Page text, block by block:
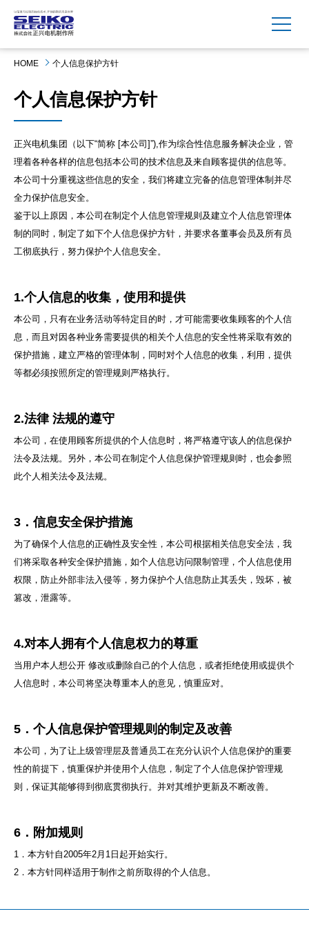
MENU
HOME 个人信息保护方针
个人信息保护方针
正兴电机集团（以下“简称 [本公司]”),作为综合性信息服务解决企业，管
理着各种各样的信息包括本公司的技术信息及来自顾客提供的信息等。
本公司十分重视这些信息的安全，我们将建立完备的信息管理体制并尽
全力保护信息安全。
鉴于以上原因，本公司在制定个人信息管理规则及建立个人信息管理体
制的同时，制定了如下个人信息保护方针，并要求各董事会员及所有员
工彻底执行，努力保护个人信息安全。
1.个人信息的收集，使用和提供
本公司，只有在业务活动等特定目的时，才可能需要收集顾客的个人信
息，而且对因各种业务需要提供的相关个人信息的安全性将采取有效的
保护措施，建立严格的管理体制，同时对个人信息的收集，利用，提供
等都必须按照所定的管理规则严格执行。
2.法律 法规的遵守
本公司，在使用顾客所提供的个人信息时，将严格遵守该人的信息保护
法令及法规。另外，本公司在制定个人信息保护管理规则时，也会参照
此个人相关法令及法规。
3．信息安全保护措施
为了确保个人信息的正确性及安全性，本公司根据相关信息安全法，我
们将采取各种安全保护措施，如个人信息访问限制管理，个人信息使用
权限，防止外部非法入侵等，努力保护个人信息防止其丢失，毁坏，被
篡改，泄露等。
4.对本人拥有个人信息权力的尊重
当用户本人想公开 修改或删除自己的个人信息，或者拒绝使用或提供个
人信息时，本公司将坚决尊重本人的意见，慎重应对。
5．个人信息保护管理规则的制定及改善
本公司，为了让上级管理层及普通员工在充分认识个人信息保护的重要
性的前提下，慎重保护并使用个人信息，制定了个人信息保护管理规
则，保证其能够得到彻底贯彻执行。并对其维护更新及不断改善。
6．附加规则
1．本方针自2005年2月1日起开始实行。
2．本方针同样适用于制作之前所取得的个人信息。